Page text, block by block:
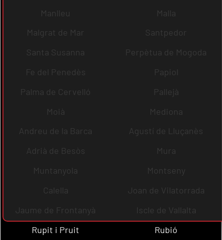
Manlleu
Malla
Malgrat de Mar
Santpedor
Santa Susanna
Perpètua de Mogoda
Fe del Penedès
Papiol
Palma de Cervelló
Pallejà
Moià
Mediona
Andreu de la Barca
Agustí de Lluçanès
Adrià de Besòs
Mura
Muntanyola
Montseny
Calella
Joan de Vilatorrada
Jaume de Frontanyà
Iscle de Vallalta
Rupit i Pruit
Rubió